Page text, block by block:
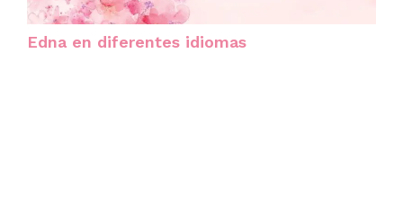
Edna en diferentes idiomas